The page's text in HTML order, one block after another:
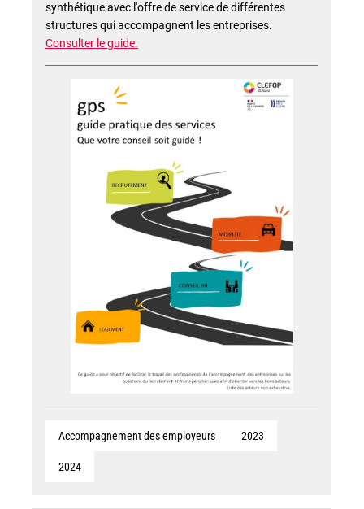
synthétique avec l'offre de service de différentes
structures qui accompagnent les entreprises.
Consulter le guide.
Accompagnement des employeurs 2023
2024